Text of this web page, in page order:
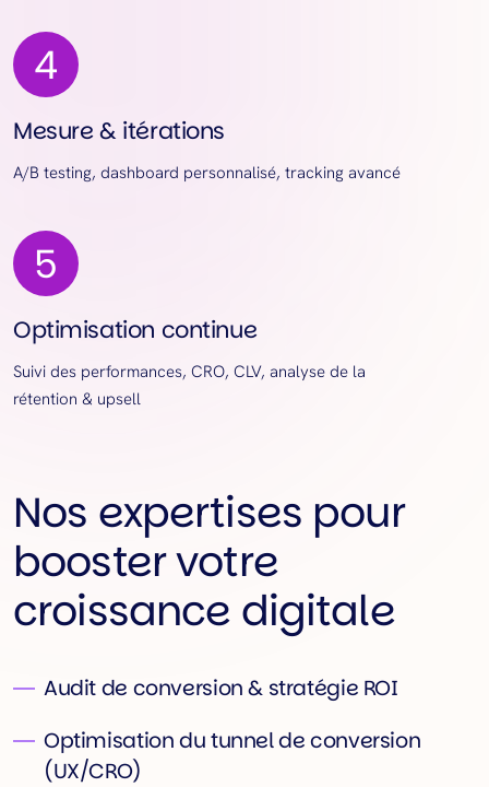
Mesure & itérations
A/B testing, dashboard personnalisé, tracking avancé
Optimisation continue
Suivi des performances, CRO, CLV, analyse de la
rétention & upsell
Nos expertises pour
booster votre
croissance digitale
Audit de conversion & stratégie ROI
Optimisation du tunnel de conversion
(UX/CRO)